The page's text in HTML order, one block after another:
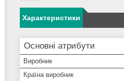
Характеристики
Основні атрибути
Виробник
Країна виробник